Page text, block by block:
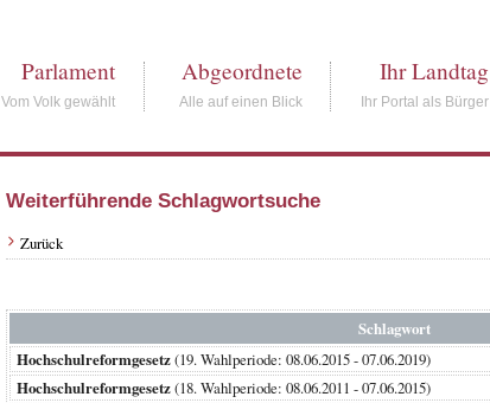
Parlament
Vom Volk gewählt
Abgeordnete
Alle auf einen Blick
Ihr Landtag
Ihr Portal als Bürger
Weiterführende Schlagwortsuche
Zurück
Schlagwort
Hochschulreformgesetz(19. Wahlperiode: 08.06.2015 - 07.06.2019)
Hochschulreformgesetz(18. Wahlperiode: 08.06.2011 - 07.06.2015)